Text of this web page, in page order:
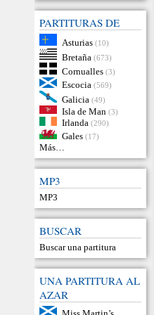
PARTITURAS DE
Asturias (10)
Bretaña (673)
Cornualles (3)
Escocia (569)
Galicia (49)
Isla de Man (3)
Irlanda (290)
Gales (17)
Más…
MP3
MP3
BUSCAR
Buscar una partitura
UNA PARTITURA AL
AZAR